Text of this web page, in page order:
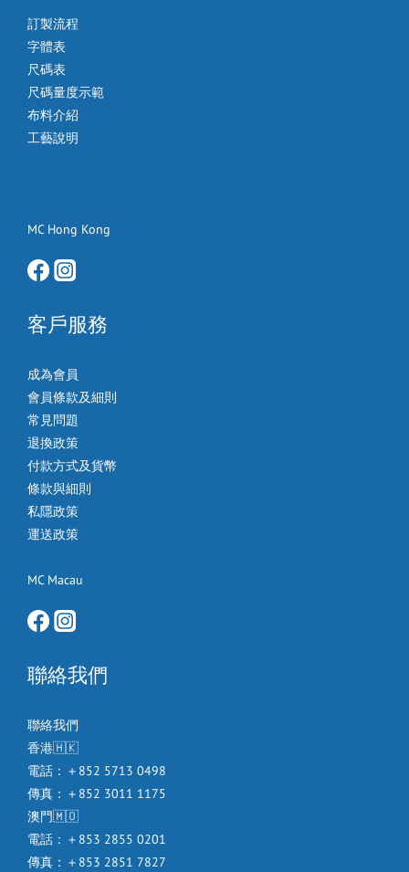
訂製流程
字體表
尺碼表
尺碼量度示範
布料介紹
工藝說明
MC Hong Kong
客戶服務
成為會員
會員條款及細則
常見問題
退換政策
付款方式及貨幣
條款與細則
私隱政策
運送政策
MC Macau
聯絡我們
聯絡我們
香港🇭🇰
電話：＋852 5713 0498
傳真：＋852 3011 1175
澳門🇲🇴
電話：＋853 2855 0201
傳真：＋853 2851 7827